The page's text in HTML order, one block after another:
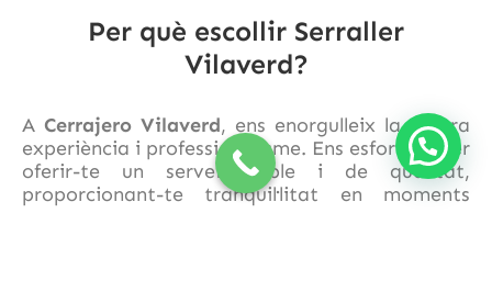
Per què escollir Serraller
Vilaverd?
A Cerrajero Vilaverd, ens enorgulleix la nostra
experiència i professionalisme. Ens esforcem per
oferir-te un servei fiable i de qualitat,
proporcionant-te tranquil·litat en moments